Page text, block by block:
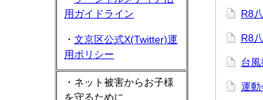
用ガイドライン
・ 文京区公式X(Twitter)運
用ポリシー
・ネット被害からお子様
を守るために
R8
R8
台
運動